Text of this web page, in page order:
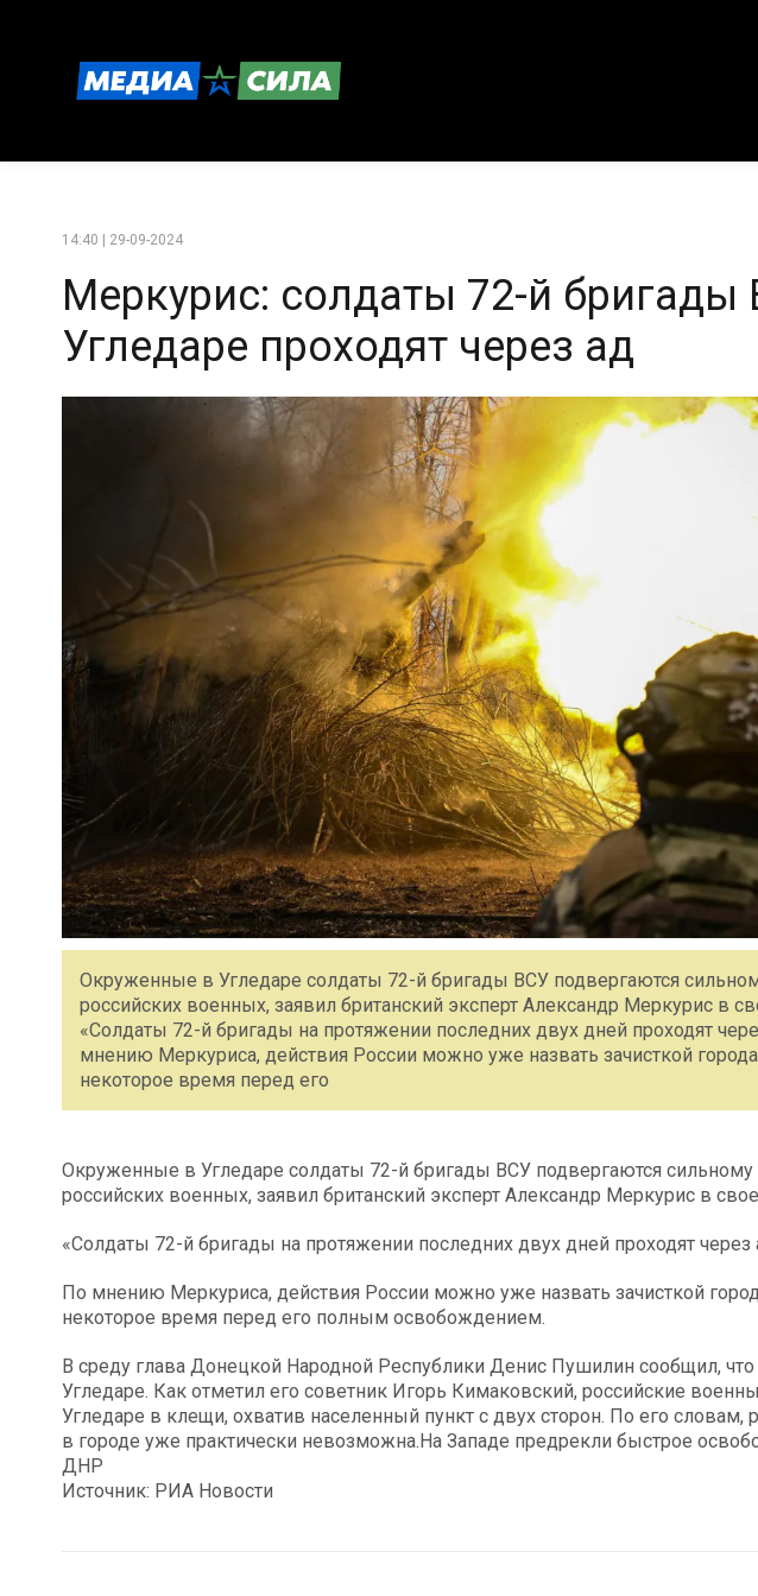
14:40 | 29-09-2024
Меркурис: солдаты 72-й бригады
Угледаре проходят через ад
Окруженные в Угледаре солдаты 72-й бригады ВСУ подвергаются
российских военных, заявил британский эксперт Александр Меркурис в
«Солдаты 72-й бригады на протяжении последних двух дней проходят
мнению Меркуриса, действия России можно уже назвать зачисткой
некоторое время перед его
Окруженные в Угледаре солдаты 72-й бригады ВСУ подвергаются
российских военных, заявил британский эксперт Александр Меркурис в
«Солдаты 72-й бригады на протяжении последних двух дней проходят через
По мнению Меркуриса, действия России можно уже назвать зачисткой
некоторое время перед его полным освобождением.
В среду глава Донецкой Народной Республики Денис Пушилин сообщил,
Угледаре. Как отметил его советник Игорь Кимаковский, российские
Угледаре в клещи, охватив населенный пункт с двух сторон. По его словам,
в городе уже практически невозможна.На Западе предрекли быстрое
ДНР
Источник: РИА Новости